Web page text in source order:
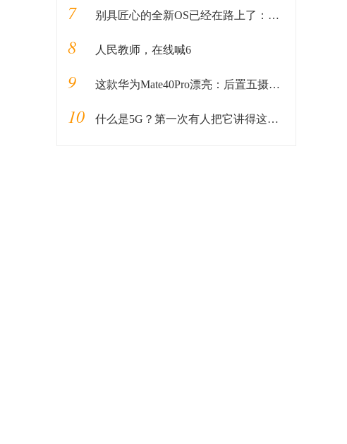
7 别具匠心的全新OS已经在路上了：小米下半年发布MIUI 11
8 人民教师，在线喊6
9 这款华为Mate40Pro漂亮：后置五摄，十字花洒加光环，屏幕更惊艳
10 什么是5G？第一次有人把它讲得这么简单明了